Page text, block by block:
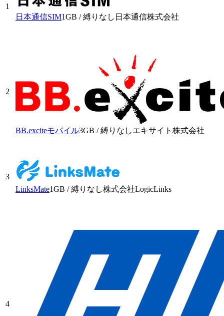
1
日本通信SIM1GB /縛りなし 日本通信株式会社
2
BB.exciteモバイル3GB /縛りなしエキサイト株式会社
3
LinksMate1GB /縛りなし株式会社LogicLinks
4